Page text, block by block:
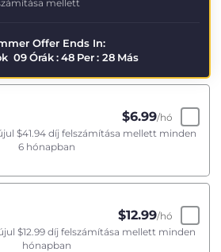
mellett
Offer Ends In:
09Órák:48 Per: 28 Más
$6.99/hó
$41.94díj felszámítása mellett minden
6 hónapban
$12.99/hó
$12.99díj felszámítása mellett minden
hónapban